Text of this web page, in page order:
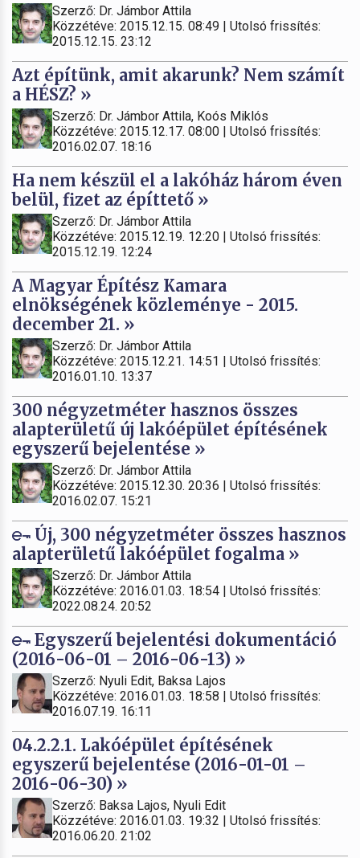
Szerző: Dr. Jámbor Attila
Közzétéve: 2015.12.15. 08:49 | Utolsó frissítés:
2015.12.15. 23:12
Azt építünk, amit akarunk? Nem számít
a HÉSZ? »
Szerző: Dr. Jámbor Attila, Koós Miklós
Közzétéve: 2015.12.17. 08:00 | Utolsó frissítés:
2016.02.07. 18:16
Ha nem készül el a lakóház három éven
belül, fizet az építtető »
Szerző: Dr. Jámbor Attila
Közzétéve: 2015.12.19. 12:20 | Utolsó frissítés:
2015.12.19. 12:24
A Magyar Építész Kamara
elnökségének közleménye - 2015.
december 21. »
Szerző: Dr. Jámbor Attila
Közzétéve: 2015.12.21. 14:51 | Utolsó frissítés:
2016.01.10. 13:37
300 négyzetméter hasznos összes
alapterületű új lakóépület építésének
egyszerű bejelentése »
Szerző: Dr. Jámbor Attila
Közzétéve: 2015.12.30. 20:36 | Utolsó frissítés:
2016.02.07. 15:21
Új, 300 négyzetméter összes hasznos
alapterületű lakóépület fogalma »
Szerző: Dr. Jámbor Attila
Közzétéve: 2016.01.03. 18:54 | Utolsó frissítés:
2022.08.24. 20:52
Egyszerű bejelentési dokumentáció
(2016-06-01 – 2016-06-13) »
Szerző: Nyuli Edit, Baksa Lajos
Közzétéve: 2016.01.03. 18:58 | Utolsó frissítés:
2016.07.19. 16:11
04.2.2.1. Lakóépület építésének
egyszerű bejelentése (2016-01-01 –
2016-06-30) »
Szerző: Baksa Lajos, Nyuli Edit
Közzétéve: 2016.01.03. 19:32 | Utolsó frissítés:
2016.06.20. 21:02